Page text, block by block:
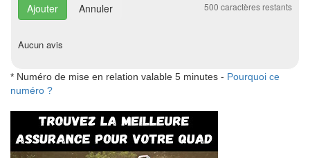
Annuler 500 caractères restants
Aucun avis
* Numéro de mise en relation valable 5 minutes - Pourquoi ce
numéro ?